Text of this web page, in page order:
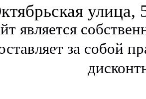
улица,
является
за собой